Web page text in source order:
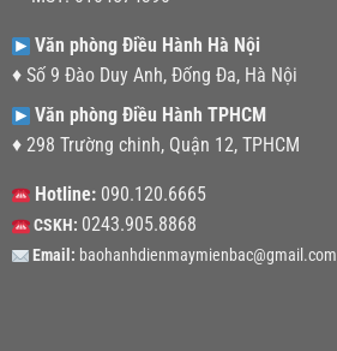
Văn phòng Điều Hành Hà Nội
♦ Số 9 Đào Duy Anh, Đống Đa, Hà Nội
Văn phòng Điều Hành TPHCM
♦ 298 Trường chinh, Quận 12, TPHCM
Hotline:090.120.6665
CSKH: 0243.905.8868
Email: baohanhdienmaymienbac@gmail.com